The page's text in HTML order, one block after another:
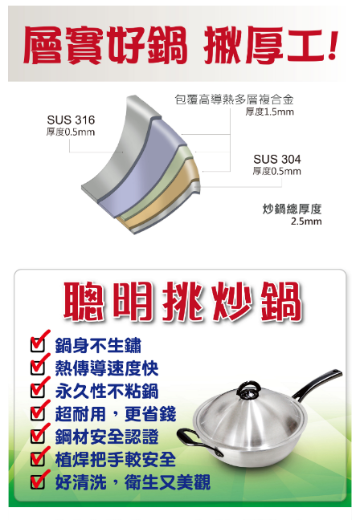
https://aftee.tw/terms/#terms3
「AFTEE先享後付」，若未經同意申辦者引起之損失，本公司不負相關責
任。
４．使用「AFTEE先享後付」時，將依據個別帳號之用戶狀況，依本公司即
５．嚴禁一人註冊多個帳號或使用他人資訊註冊。若發現惡意使用之情形，
恩沛科技股份有限公司將有權停止該用戶之使用額度並採取法律行動。